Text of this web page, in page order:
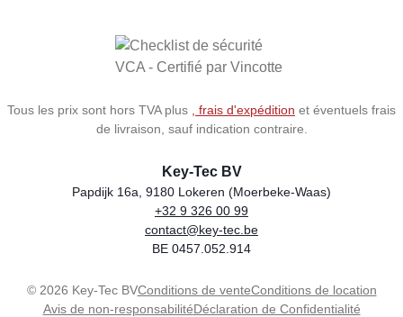
Tous les prix sont hors TVA plus , frais d'expédition et éventuels frais
de livraison, sauf indication contraire.
Store name
Key-Tec BV
Address
Papdijk 16a, 9180 Lokeren (Moerbeke-Waas)
Phone
+32 9 326 00 99
Email
contact@key-tec.be
VAT number
BE 0457.052.914
© 2026 Key-Tec BVConditions de venteConditions de location
Avis de non-responsabilitéDéclaration de Confidentialité